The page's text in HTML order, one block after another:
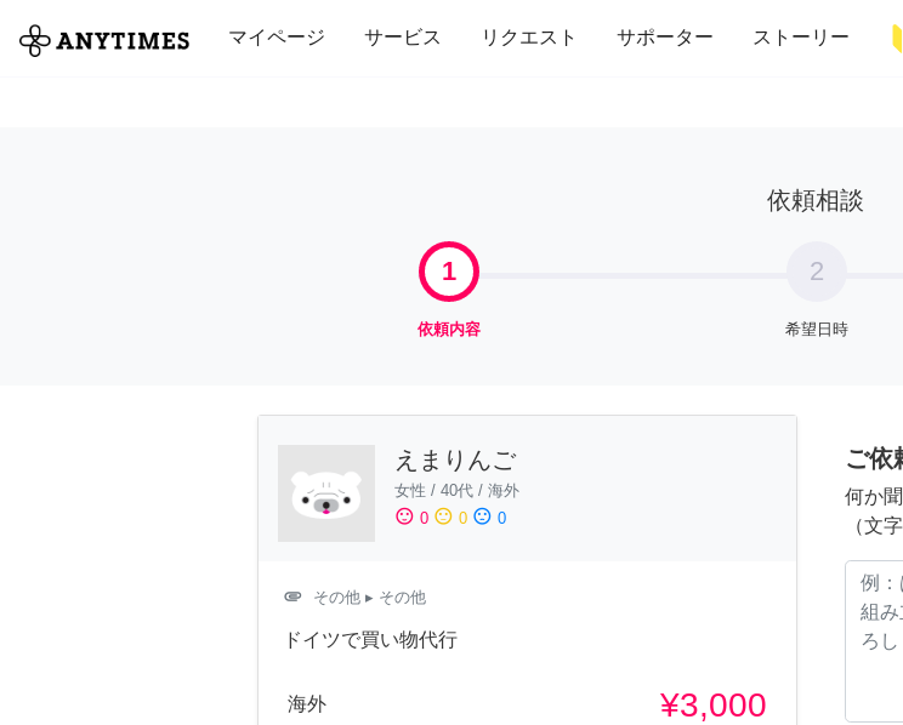
マイページ サービス リクエスト サポーター ストーリー
全て 修理・組立 家事 引っ越し インテリア 趣味・習い事 ペッ
依頼相談
1
依頼内容
2
希望日時
えまりんご
女性 / 40代 / 海外
sentiment_satisfied 0 sentiment_neutral 0 sentiment_dissatisfied 0
attachment その他 ▸ その他
ドイツで買い物代行
海外 ¥3,000
ご依
何か
（文